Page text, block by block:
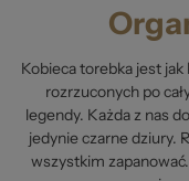
Kobieca torebka jest
rozrzuconych po
legendy. Każda z nas
jedynie czarne dziury.
wszystkim